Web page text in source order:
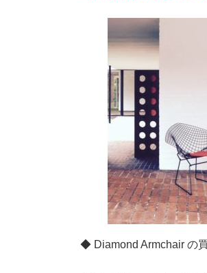
◆ Diamond Armchair の